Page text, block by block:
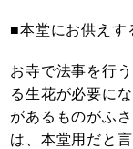
■本堂にお供えす
お寺で法事を行
る生花が必要に
があるものがふ
は、本堂用だと